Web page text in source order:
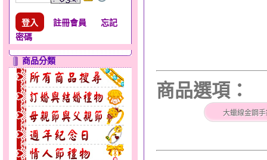
註冊會員
忘記
密碼
商品分類
商品選項：
大蠟線金鋼